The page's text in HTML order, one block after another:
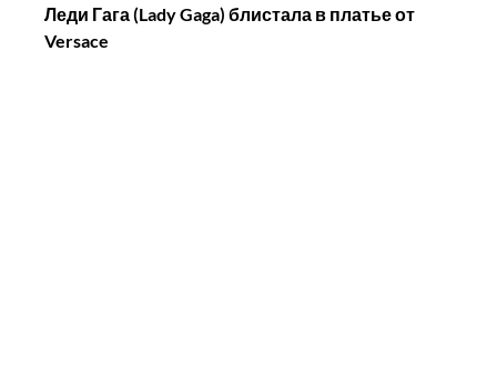
Леди Гага (Lady Gaga) блистала в платье от
Versace